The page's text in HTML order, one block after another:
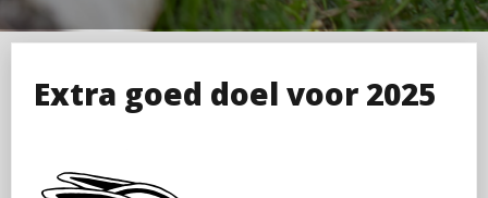
Extra goed doel voor 2025